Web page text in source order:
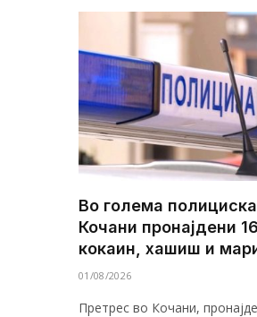
Во голема полициска
Кочани пронајдени
кокаин, хашиш и
01/08/2026
Претрес во Кочани,